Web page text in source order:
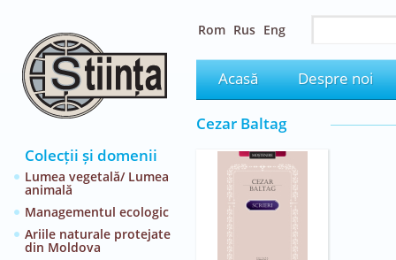
Colecții și domenii
Lumea vegetală/ Lumea
animală
Managementul ecologic
Ariile naturale protejate
din Moldova
Rom Rus Eng
Acasă Despre noi
Cezar Baltag